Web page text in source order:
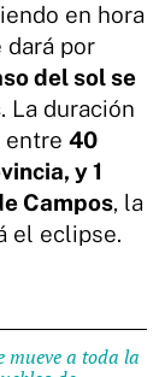
en hora
dará por
del sol se
. La duración
entre 40
y 1
Campos, la
el eclipse.
mueve a toda la